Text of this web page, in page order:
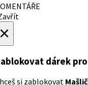
dárek
si zablokovat